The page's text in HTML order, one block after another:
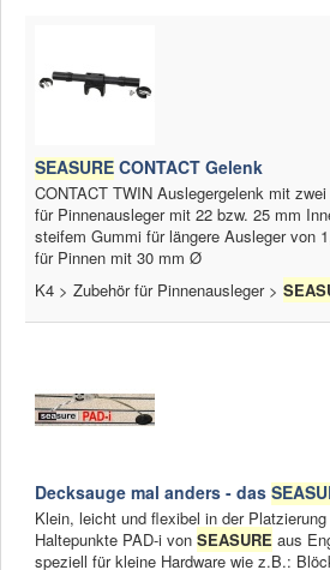
SEASURE CONTACT Gelenk
CONTACT TWIN Auslegergelenk mit
für Pinnenausleger mit 22 bzw. 25 mm
steifem Gummi für längere Ausleger von
für Pinnen mit 30 mm Ø
K4 > Zubehör für Pinnenausleger >
Decksauge mal anders - das
Klein, leicht und flexibel in der
Haltepunkte PAD-i von SEASURE aus
speziell für kleine Hardware wie z.B.: